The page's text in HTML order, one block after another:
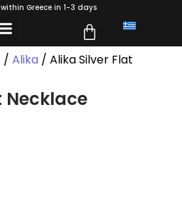
Greece in 1-3 days
/ Alika / Alika Silver Flat
Necklace